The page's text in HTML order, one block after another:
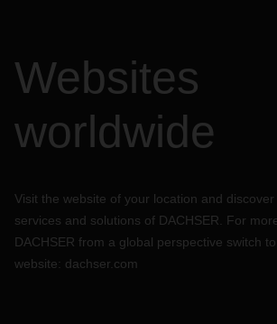
Websites
worldwide
Visit the website of your location and
services and solutions of DACHSER. For
DACHSER from a global perspective switch
website: dachser.com